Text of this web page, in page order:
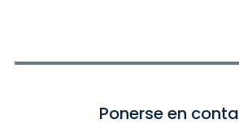
Ponerse en